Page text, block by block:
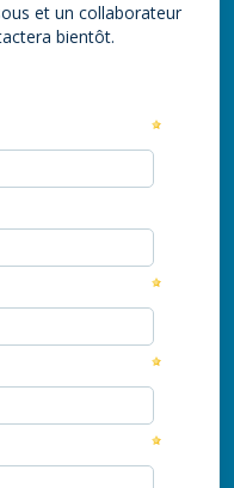
et un collaborateur
bientôt.